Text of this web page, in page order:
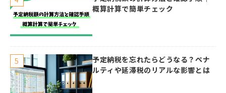
概算計算で簡単チェック
予定納税を忘れたらどうなる？ペナ
ルティや延滞税のリアルな影響とは